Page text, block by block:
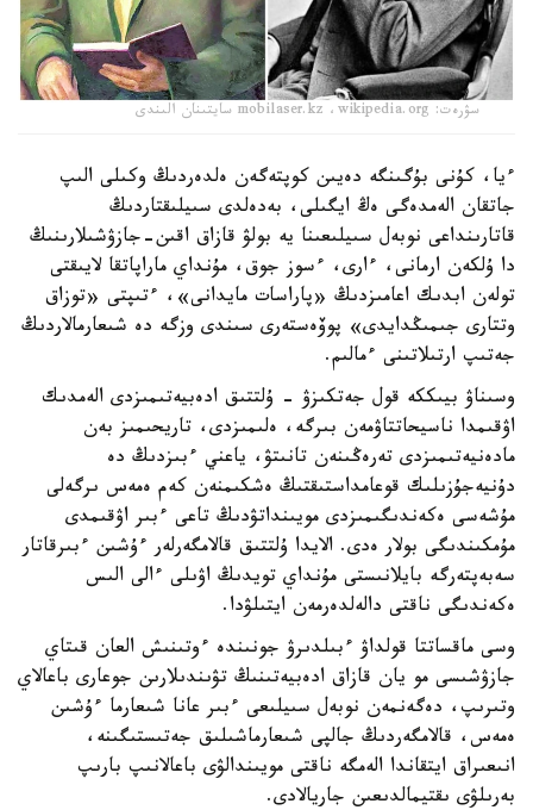
سۋرەت: mobilaser.kz ،wikipedia.org سايتىنان الىندى
ءيا، كۇنى بۇگىنگە دەيىن كوپتەگەن ەلدەردىڭ وكىلى الىپ
جاتقان الەمدەگى ەڭ ايگىلى، بەدەلدى سىيلىقتاردىڭ
قاتارىنداعى نوبەل سىيلىعىنا يە بولۋ قازاق اقىن-جازۋشىلارىنىڭ
دا ۇلكەن ارمانى، ءارى، ءسوز جوق، مۇنداي ماراپاتقا لايىقتى
تولەن ابدىك اعامىزدىڭ «پاراسات مايدانى»، ءتىپتى «توزاق
وتتارى جىمىڭدايدى» پوۆەستەرى سىندى وزگە دە شىعارمالاردىڭ
جەتىپ ارتىلاتىنى ءمالىم.
وسىناۋ بيىككە قول جەتكىزۋ - ۇلتتىق ادەبيەتىمىزدى الەمدىك
اۋقىمدا ناسيحاتتاۋمەن بىرگە، ەلىمىزدى، تاريحىمىز بەن
مادەنيەتىمىزدى تەرەڭىنەن تانىتۋ، ياعني ءبىزدىڭ دە
دۇنيەجۇزىلىك قوعامداستىقتىڭ ەشكىمنەن كەم ەمەس ىرگەلى
مۇشەسى ەكەندىگىمىزدى مويىنداتۋدىڭ تاعى ءبىر اۋقىمدى
مۇمكىندىگى بولار ەدى. الايدا ۇلتتىق قالامگەرلەر ءۇشىن ءبىرقاتار
سەبەپتەرگە بايلانىستى مۇنداي تويدىڭ اۋىلى ءالى الىس
ەكەندىگى ناقتى دالەلدەرمەن ايتىلۋدا.
وسى ماقساتتا قولداۋ ءبىلدىرۋ جونىندە ءوتىنىش العان قىتاي
جازۋشىسى مو يان قازاق ادەبيەتىنىڭ تۋىندىلارىن جوعارى باعالاي
وتىرىپ، دەگەنمەن نوبەل سىيلىعى ءبىر عانا شىعارما ءۇشىن
ەمەس، قالامگەردىڭ جالپى شىعارماشىلىق جەتىستىگىنە،
انىعىراق ايتقاندا الەمگە ناقتى مويىندالۋى باعالانىپ بارىپ
بەرىلۋى ىقتيمالدىعىن جاريالادى.